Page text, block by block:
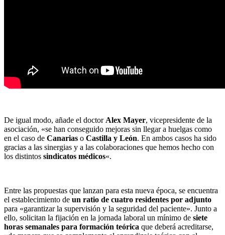
De igual modo, añade el doctor Alex Mayer, vicepresidente de la
asociación, «se han conseguido mejoras sin llegar a huelgas como
en el caso de Canarias o Castilla y León. En ambos casos ha sido
gracias a las sinergias y a las colaboraciones que hemos hecho con
los distintos sindicatos médicos«.
Entre las propuestas que lanzan para esta nueva época, se encuentra
el establecimiento de un ratio de cuatro residentes por adjunto
para «garantizar la supervisión y la seguridad del paciente». Junto a
ello, solicitan la fijación en la jornada laboral un mínimo de siete
horas semanales para formación teórica que deberá acreditarse,